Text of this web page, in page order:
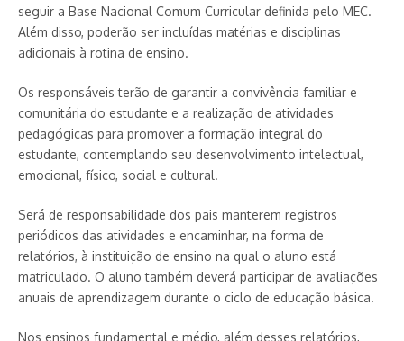
seguir a Base Nacional Comum Curricular definida pelo MEC.
Além disso, poderão ser incluídas matérias e disciplinas
adicionais à rotina de ensino.
Os responsáveis terão de garantir a convivência familiar e
comunitária do estudante e a realização de atividades
pedagógicas para promover a formação integral do
estudante, contemplando seu desenvolvimento intelectual,
emocional, físico, social e cultural.
Será de responsabilidade dos pais manterem registros
periódicos das atividades e encaminhar, na forma de
relatórios, à instituição de ensino na qual o aluno está
matriculado. O aluno também deverá participar de avaliações
anuais de aprendizagem durante o ciclo de educação básica.
Nos ensinos fundamental e médio, além desses relatórios,